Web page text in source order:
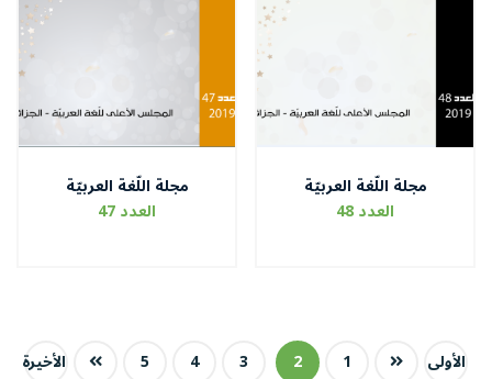
مجلة اللّغة العربيّة
العدد 48
مجلة اللّغة العربيّة
العدد 47
الأولى 1
2
3
4
5 الأخيرة